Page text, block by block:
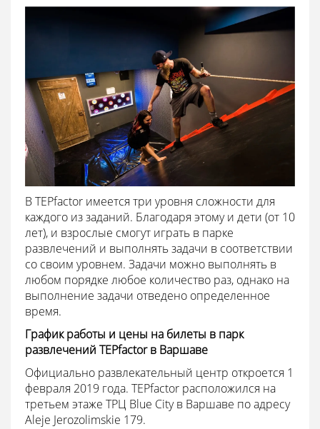
В TEPfactor имеется три уровня сложности для
каждого из заданий. Благодаря этому и дети (от 10
лет), и взрослые смогут играть в парке
развлечений и выполнять задачи в соответствии
со своим уровнем. Задачи можно выполнять в
любом порядке любое количество раз, однако на
выполнение задачи отведено определенное
время.
График работы и цены на билеты в парк
развлечений TEPfactor в Варшаве
Официально развлекательный центр откроется 1
февраля 2019 года. TEPfactor расположился на
третьем этаже ТРЦ Blue City в Варшаве по адресу
Aleje Jerozolimskie 179.